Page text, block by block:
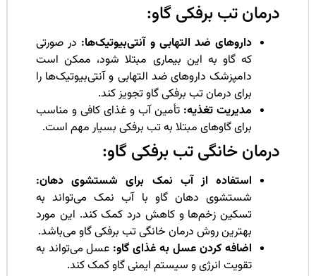
تب برفکی گاو:
داروهای ضد التهابی و آنتی‌بیوتیک‌ها:در صورتی
که گاو به این بیماری مبتلا شود، ممکن است
دامپزشک داروهای ضد التهابی و آنتی‌بیوتیک‌ها را
برای درمان تب برفکی گاو تجویز کند.
مدیریت تغذیه:تأمین آب و غذای کافی و مناسب
برای گاوهای مبتلا به تب برفکی بسیار مهم است.
خانگی تب برفکی گاو:
استفاده از آب نمک برای شستشوی دهان:
شستشوی دهان گاو با آب نمک می‌تواند به
تسکین زخم‌ها و کاهش درد کمک کند. این مورد
بهترین روش درمان خانگی تب برفکی گاو می‌باشد.
اضافه کردن عسل به غذای گاو:عسل می‌تواند به
تقویت انرژی و سیستم ایمنی گاو کمک کند.